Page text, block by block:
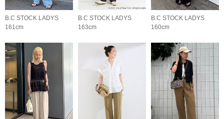
B.C STOCK LADYS
161cm
B.C STOCK LADYS
163cm
B.C STOCK LADYS
160cm